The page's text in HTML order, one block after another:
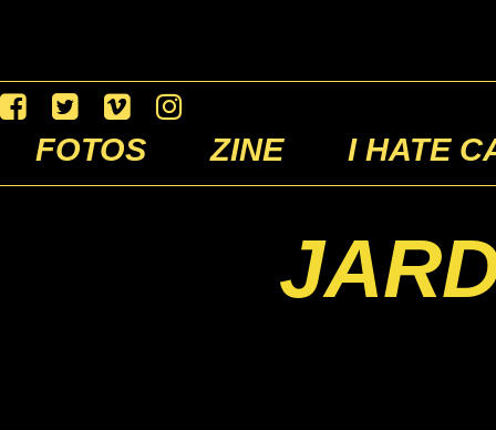
FOTOS ZINE I HATE